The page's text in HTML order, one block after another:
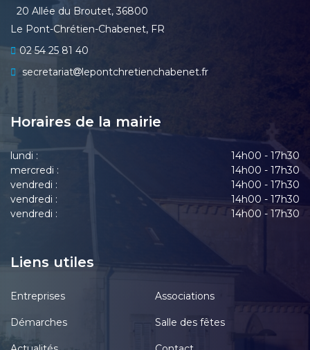
20 Allée du Broutet, 36800
Le Pont-Chrétien-Chabenet, FR
02 54 25 81 40
secretariat
lepontchretienchabenet.fr
Horaires de la mairie
lundi :
14h00 - 17h30
mercredi :
14h00 - 17h30
vendredi :
14h00 - 17h30
vendredi :
14h00 - 17h30
vendredi :
14h00 - 17h30
Liens utiles
Entreprises Associations
Démarches Salle des fêtes